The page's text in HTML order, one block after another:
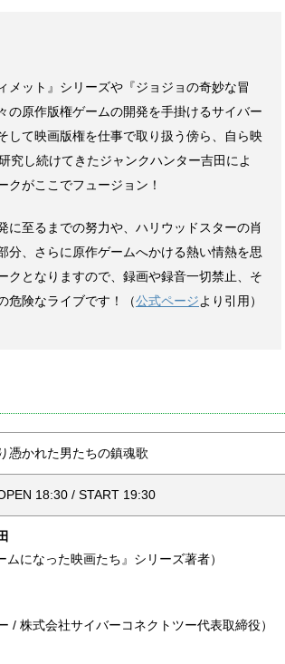
メット』シリーズや『ジョジョの奇妙な冒
原作版権ゲームの開発を手掛けるサイバー
して映画版権を仕事で取り扱う傍ら、自ら映
究し続けてきたジャンクハンター吉田によ
クがここでフュージョン！
に至るまでの努力や、ハリウッドスターの肖
分、さらに原作ゲームへかける熱い情熱を思
クとなりますので、録画や録音一切禁止、そ
危険なライブです！（公式ページより引用）
憑かれた男たちの鎮魂歌
18:30 / START 19:30
になった映画たち』シリーズ著者）
/ 株式会社サイバーコネクトツー代表取締役）